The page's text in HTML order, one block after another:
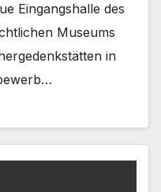
Eingangshalle des
Museums
in